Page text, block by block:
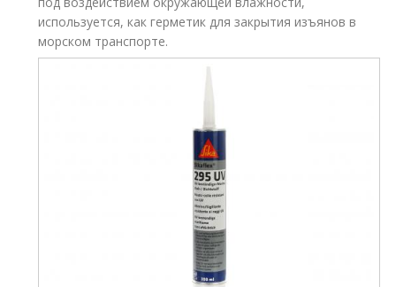
используется, как герметик для закрытия изъянов в
морском транспорте.